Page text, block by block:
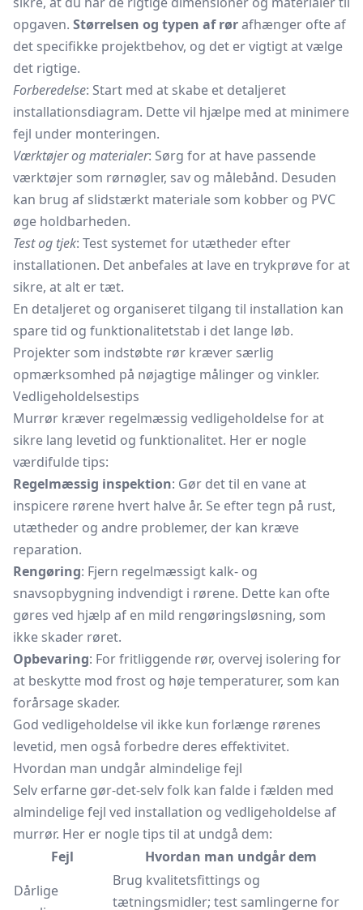
opgaven. Størrelsen og typen af rørafhænger ofte af
det specifikke projektbehov, og det er vigtigt at vælge
det rigtige.
Forberedelse: Start med at skabe et detaljeret
installationsdiagram. Dette vil hjælpe med at minimere
fejl under monteringen.
Værktøjer og materialer: Sørg for at have passende
værktøjer som rørnøgler, sav og målebånd. Desuden
kan brug af slidstærkt materiale som kobber og PVC
øge holdbarheden.
Test og tjek: Test systemet for utætheder efter
installationen. Det anbefales at lave en trykprøve for at
sikre, at alt er tæt.
En detaljeret og organiseret tilgang til installation kan
spare tid og funktionalitetstab i det lange løb.
Projekter som indstøbte rør kræver særlig
opmærksomhed på nøjagtige målinger og vinkler.
Vedligeholdelsestips
Murrør kræver regelmæssig vedligeholdelse for at
sikre lang levetid og funktionalitet. Her er nogle
værdifulde tips:
Regelmæssig inspektion: Gør det til en vane at
inspicere rørene hvert halve år. Se efter tegn på rust,
utætheder og andre problemer, der kan kræve
reparation.
Rengøring: Fjern regelmæssigt kalk- og
snavsopbygning indvendigt i rørene. Dette kan ofte
gøres ved hjælp af en mild rengøringsløsning, som
ikke skader røret.
Opbevaring: For fritliggende rør, overvej isolering for
at beskytte mod frost og høje temperaturer, som kan
forårsage skader.
God vedligeholdelse vil ikke kun forlænge rørenes
levetid, men også forbedre deres effektivitet.
Hvordan man undgår almindelige fejl
Selv erfarne gør-det-selv folk kan falde i fælden med
almindelige fejl ved installation og vedligeholdelse af
murrør. Her er nogle tips til at undgå dem:
Fejl
Hvordan man undgår dem
Dårlige
Brug kvalitetsfittings og
tætningsmidler; test samlingerne for